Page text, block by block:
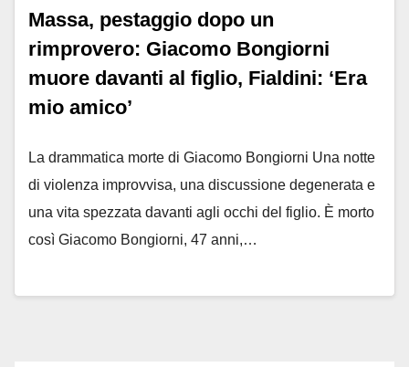
Massa, pestaggio dopo un
rimprovero: Giacomo Bongiorni
muore davanti al figlio, Fialdini: ‘Era
mio amico’
La drammatica morte di Giacomo Bongiorni Una notte
di violenza improvvisa, una discussione degenerata e
una vita spezzata davanti agli occhi del figlio. È morto
così Giacomo Bongiorni, 47 anni,…